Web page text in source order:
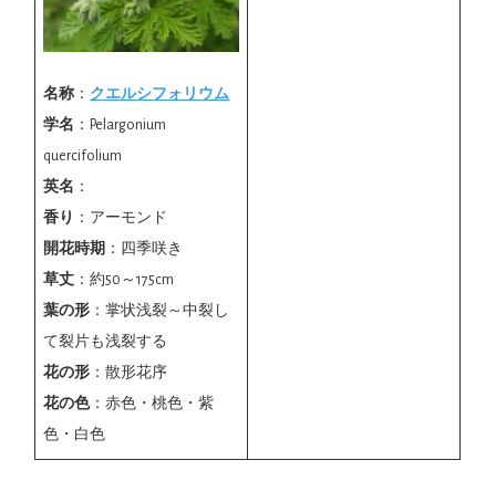
名称 ： クエルシフォリウム
学名 ：Pelargonium
quercifolium
英名 ：
香り
：アーモンド
開花時期 ：四季咲き
草丈 ：約50～175cm
葉の形 ：掌状浅裂～中裂し
て裂片も浅裂する
花の形 ：散形花序
花の色：赤色・桃色・紫
色・白色